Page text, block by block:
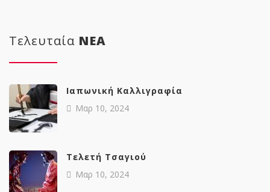
Τελευταία NΕΑ
Ιαπωνική Καλλιγραφία
Μαρ 10, 2024
Tελετή Τσαγιού
Μαρ 10, 2024